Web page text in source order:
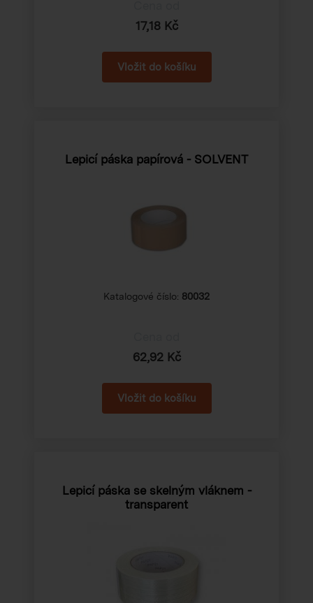
17,18 Kč
Lepicí páska papírová - SOLVENT
Katalogové číslo: 80032
62,92 Kč
Lepicí páska se skelným vláknem -
transparent